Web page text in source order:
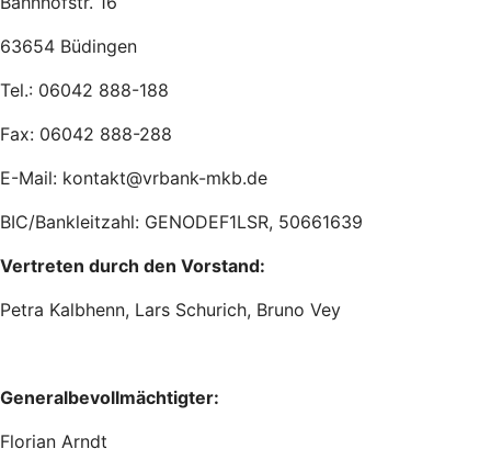
63654 Büdingen
Tel.: 06042 888-188
Fax: 06042 888-288
E-Mail: kontakt@vrbank-mkb.de
BIC/Bankleitzahl: GENODEF1LSR, 50661639
Vertreten durch den Vorstand:
Petra Kalbhenn, Lars Schurich, Bruno Vey
Generalbevollmächtigter:
Florian Arndt